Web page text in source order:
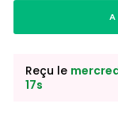
Reçu le
16s